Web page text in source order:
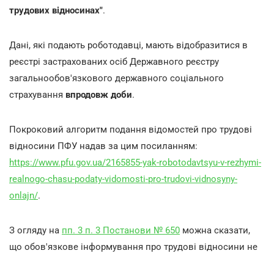
трудових відносинах".
Дані, які подають роботодавці, мають відобразитися в
реєстрі застрахованих осіб Державного реєстру
загальнообов'язкового державного соціального
страхування впродовж доби.
Покроковий алгоритм подання відомостей про трудові
відносини ПФУ надав за цим посиланням:
https://www.pfu.gov.ua/2165855-yak-robotodavtsyu-v-rezhymi-
realnogo-chasu-podaty-vidomosti-pro-trudovi-vidnosyny-
onlajn/.
З огляду на пп. 3 п. 3 Постанови № 650 можна сказати,
що обов'язкове інформування про трудові відносини не